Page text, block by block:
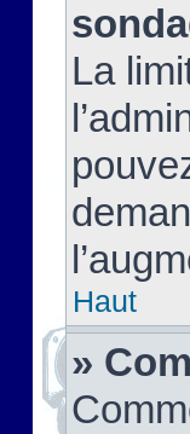
La
Haut
»